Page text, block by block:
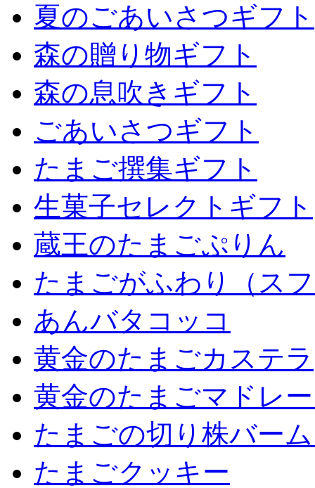
夏のごあいさつギフト
森の贈り物ギフト
森の息吹きギフト
ごあいさつギフト
たまご撰集ギフト
生菓子セレクトギフト
蔵王のたまごぷりん
たまごがふわり（ス
あんバタコッコ
黄金のたまごカステラ
黄金のたまごマドレ
たまごの切り株バー
たまごクッキー